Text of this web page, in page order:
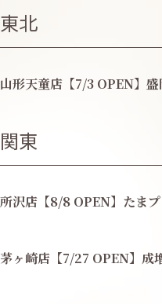
東北
山形天童店【7/3 OPEN】 盛
関東
所沢店【8/8 OPEN】 たま
茅ヶ崎店【7/27 OPEN】 成